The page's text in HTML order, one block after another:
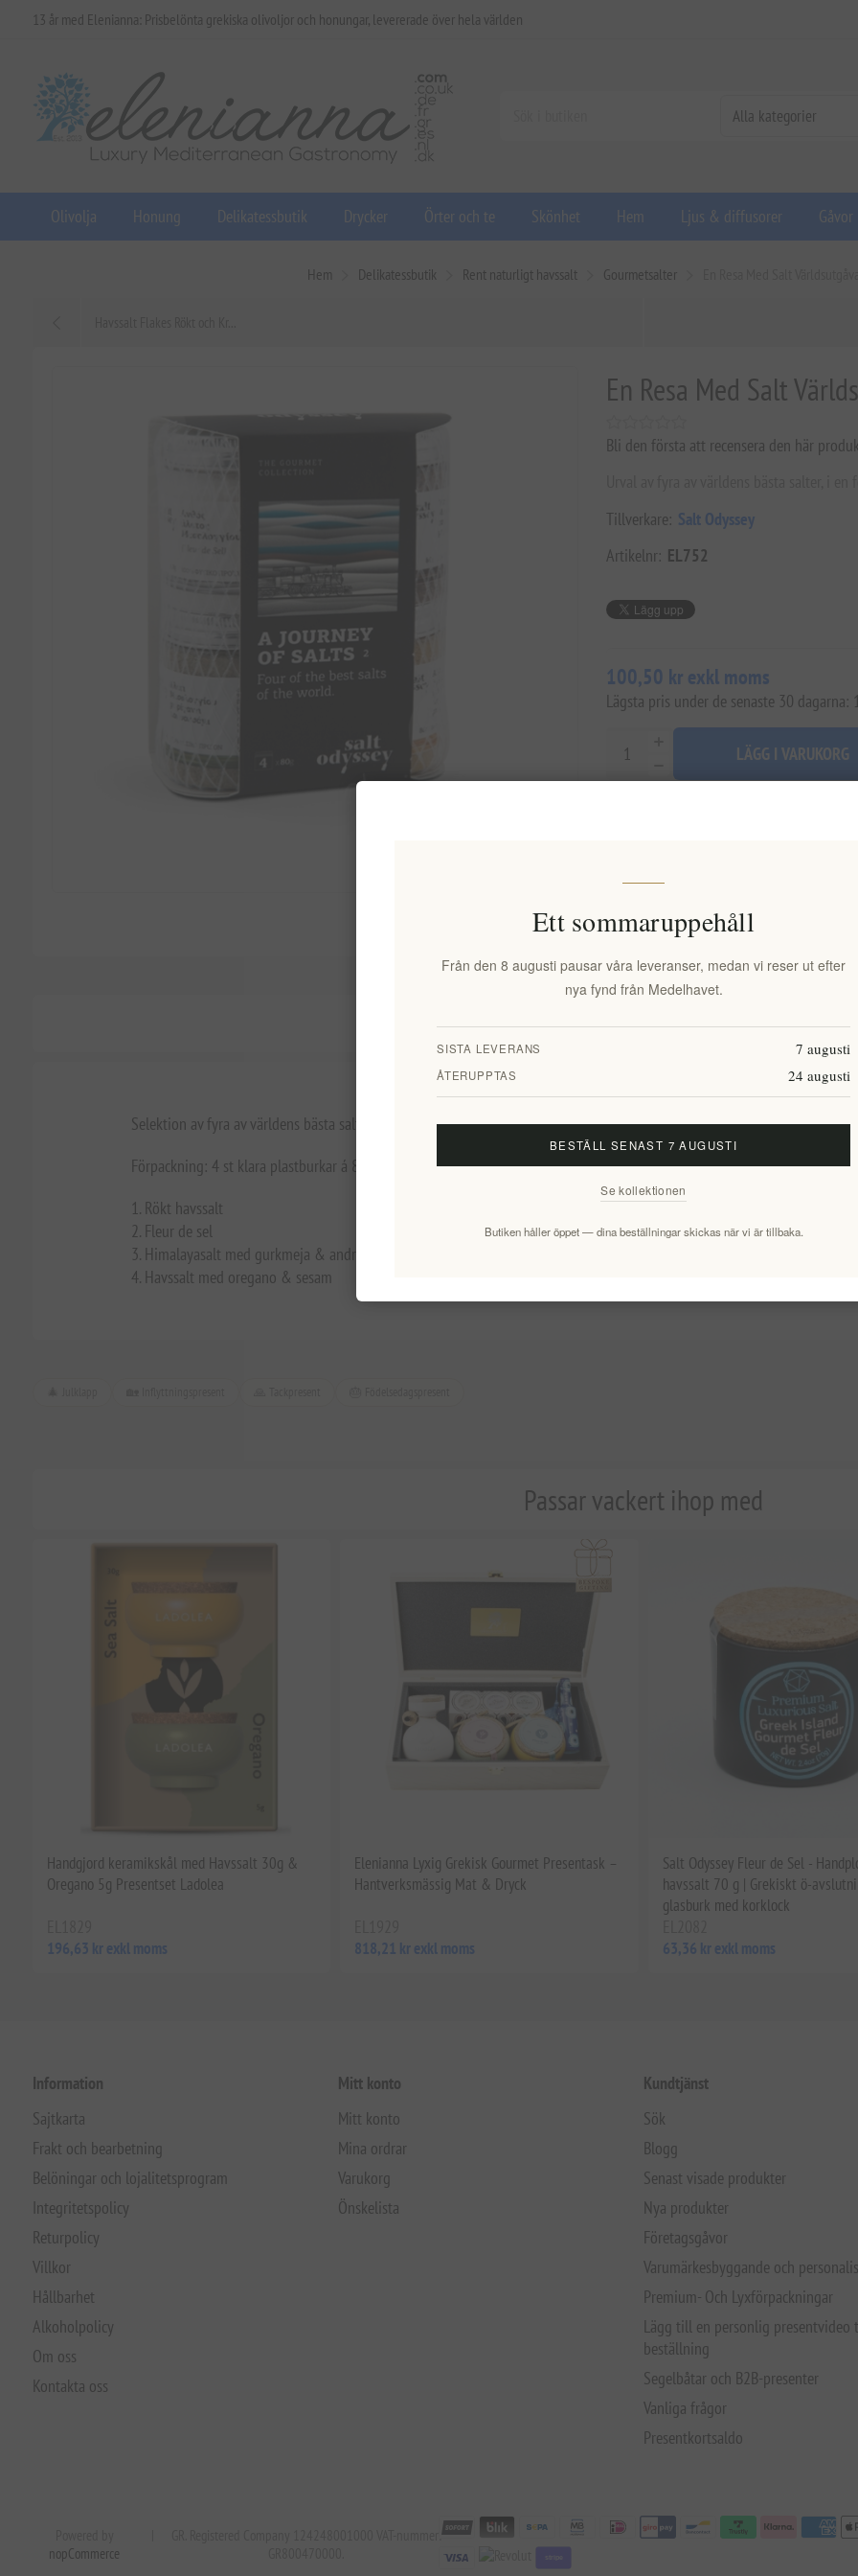
13 år med Elenianna: Prisbelönta grekiska olivoljor och honungar, levererade över hela världen
Olivolja Honung Delikatessbutik Drycker Örter och te Skönhet Hem Ljus & diffusorer Gåvor
Hem Delikatessbutik Rent naturligt havssalt Gourmetsalter
En Resa Med Salt
Bli den första att recensera den här
Tillverkare: Salt Odyssey
Artikelnr: EL752
100,50 kr exkl moms
Lägsta pris under de senaste 30 dagarna:
LÄGG I VARUKORG
Leveranstid:2-8 dagar
Overview Reviews Contact Us
Selektion av fyra av världens bästa salter, i en och samma förpackning
Förpackning: 4 st klara plastburkar á 80gr med aluminiumlock, i ett vitt plastnät och kartongsida-öppen låda
1. Rökt havssalt
2. Fleur de sel
3. Himalayasalt med gurkmeja & andra kryddor
4. Havssalt med oregano & sesam
Passar vackert ihop med
Handgjord keramikskål med Havssalt 30g &
Oregano 5g Presentset Ladolea
196,63 kr exkl moms
Elenianna Lyxig Grekisk Gourmet Presentask –
Hantverksmässig Mat & Dryck
818,21 kr exkl moms
Salt Odyssey Fleur de Sel -
havssalt 70 g | Grekiskt ö-
glasburk med korklock
63,36 kr exkl moms
Information
Sajtkarta
Frakt och bearbetning
Belöningar och lojalitetsprogram
Integritetspolicy
Returpolicy
Villkor
Hållbarhet
Alkoholpolicy
Om oss
Kontakta oss
Mitt konto
Mitt konto
Mina ordrar
Varukorg
Önskelista
Kundtjänst
Sök
Blogg
Senast visade produkter
Nya produkter
Företagsgåvor
Varumärkesbyggande och
Premium- Och Lyxförpackningar
Lägg till en personlig presentvideo
beställning
Segelbåtar och B2B-presenter
Vanliga frågor
Presentkortsaldo
nopCommerce
Ett sommaruppehåll
Från den 8 augusti pausar våra leveranser, medan vi reser ut efter
nya fynd från Medelhavet.
SISTA LEVERANS 7 augusti
ÅTERUPPTAS 24 augusti
BESTÄLL SENAST 7 AUGUSTI
Se kollektionen
Butiken håller öppet — dina beställningar skickas när vi är tillbaka.